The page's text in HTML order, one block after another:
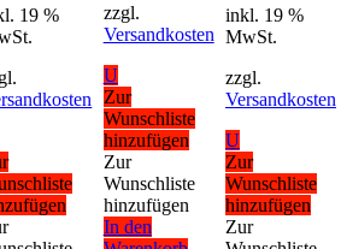
19 %
zzgl.
Versandkosten
U
Zur
Wunschliste
hinzufügen
Zur
Wunschliste
hinzufügen
In den
inkl. 19 %
MwSt.
zzgl.
Versandkosten
U
Zur
Wunschliste
hinzufügen
Zur